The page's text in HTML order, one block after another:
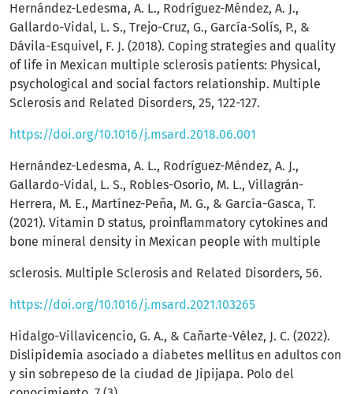
Hernández-Ledesma, A. L., Rodríguez-Méndez, A. J.,
Gallardo-Vidal, L. S., Trejo-Cruz, G., García-Solís, P., &
Dávila-Esquivel, F. J. (2018). Coping strategies and quality
of life in Mexican multiple sclerosis patients: Physical,
psychological and social factors relationship. Multiple
Sclerosis and Related Disorders, 25, 122-127.
https://doi.org/10.1016/j.msard.2018.06.001
Hernández-Ledesma, A. L., Rodríguez-Méndez, A. J.,
Gallardo-Vidal, L. S., Robles-Osorio, M. L., Villagrán-
Herrera, M. E., Martínez-Peña, M. G., & García-Gasca, T.
(2021). Vitamin D status, proinflammatory cytokines and
bone mineral density in Mexican people with multiple
sclerosis. Multiple Sclerosis and Related Disorders, 56.
https://doi.org/10.1016/j.msard.2021.103265
Hidalgo-Villavicencio, G. A., & Cañarte-Vélez, J. C. (2022).
Dislipidemia asociado a diabetes mellitus en adultos con
y sin sobrepeso de la ciudad de Jipijapa. Polo del